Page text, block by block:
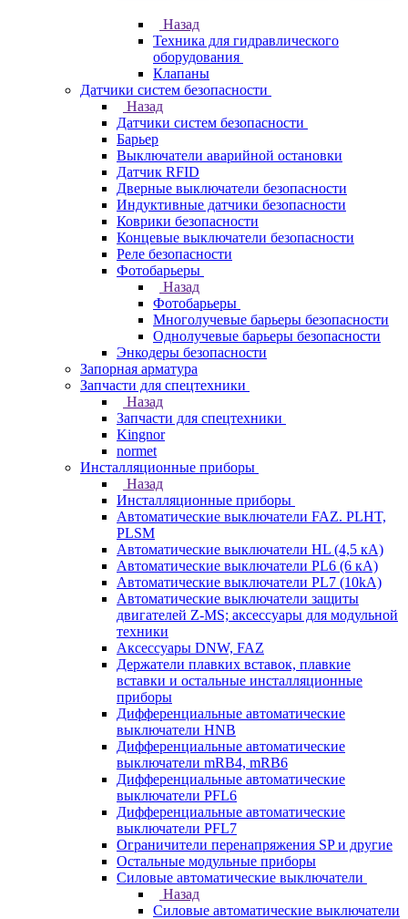
Назад
Техника для гидравлического
оборудования
Клапаны
Датчики систем безопасности
Назад
Датчики систем безопасности
Барьер
Выключатели аварийной остановки
Датчик RFID
Дверные выключатели безопасности
Индуктивные датчики безопасности
Коврики безопасности
Концевые выключатели безопасности
Реле безопасности
Фотобарьеры
Назад
Фотобарьеры
Многолучевые барьеры безопасности
Однолучевые барьеры безопасности
Энкодеры безопасности
Запорная арматура
Запчасти для спецтехники
Назад
Запчасти для спецтехники
Kingnor
normet
Инсталляционные приборы
Назад
Инсталляционные приборы
Автоматические выключатели FAZ. PLHT,
PLSM
Автоматические выключатели HL (4,5 кА)
Автоматические выключатели PL6 (6 кА)
Автоматические выключатели PL7 (10kA)
Автоматические выключатели защиты
двигателей Z-MS; аксессуары для модульной
техники
Аксессуары DNW, FAZ
Держатели плавких вставок, плавкие
вставки и остальные инсталляционные
приборы
Дифференциальные автоматические
выключатели HNB
Дифференциальные автоматические
выключатели mRB4, mRB6
Дифференциальные автоматические
выключатели PFL6
Дифференциальные автоматические
выключатели PFL7
Ограничители перенапряжения SP и другие
Остальные модульные приборы
Силовые автоматические выключатели
Назад
Силовые автоматические выключатели